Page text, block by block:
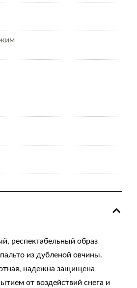
респектабельный образ
из дубленой овчины.
надежна защищена
от воздействий снега и